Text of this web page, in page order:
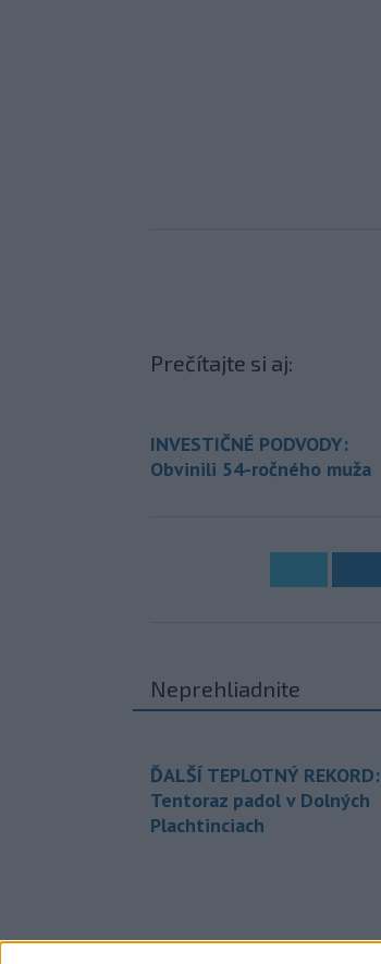
Prečítajte si aj:
INVESTIČNÉ PODVODY:
Obvinili 54-ročného muža
Neprehliadnite
ĎALŠÍ TEPLOTNÝ REKORD:
Tentoraz padol v Dolných
Plachtinciach